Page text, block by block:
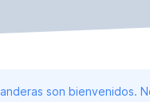
son bienvenidos.